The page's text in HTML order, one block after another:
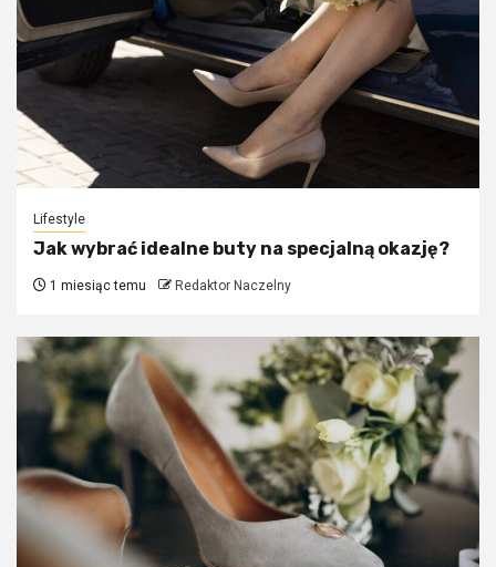
Lifestyle
Jak wybrać idealne buty na specjalną okazję?
1 miesiąc temu Redaktor Naczelny